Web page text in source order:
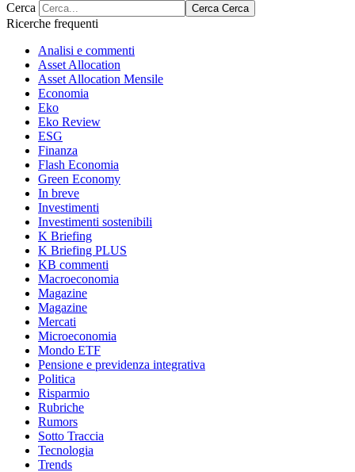
Cerca
Cerca Cerca
Ricerche frequenti
Analisi e commenti
Asset Allocation
Asset Allocation Mensile
Economia
Eko
Eko Review
ESG
Finanza
Flash Economia
Green Economy
In breve
Investimenti
Investimenti sostenibili
K Briefing
K Briefing PLUS
KB commenti
Macroeconomia
Magazine
Magazine
Mercati
Microeconomia
Mondo ETF
Pensione e previdenza integrativa
Politica
Risparmio
Rubriche
Rumors
Sotto Traccia
Tecnologia
Trends